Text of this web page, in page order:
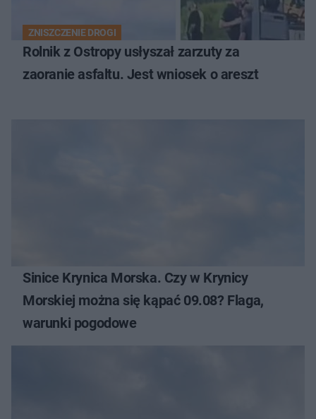
ZNISZCZENIE DROGI
Rolnik z Ostropy usłyszał zarzuty za
zaoranie asfaltu. Jest wniosek o areszt
Sinice Krynica Morska. Czy w Krynicy
Morskiej można się kąpać 09.08? Flaga,
warunki pogodowe